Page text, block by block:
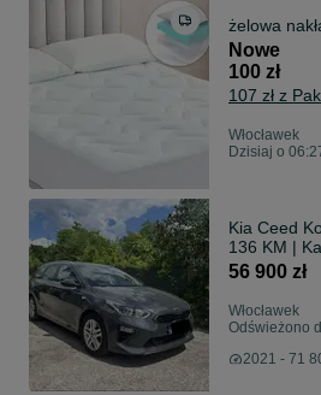
żelowa
Nowe
100 zł
107 zł z
Włocławek
Dzisiaj o
Kia Ceed
136 KM |
Auto |
56 900 zł
Włocławek
Odświeżono
2021 - 71